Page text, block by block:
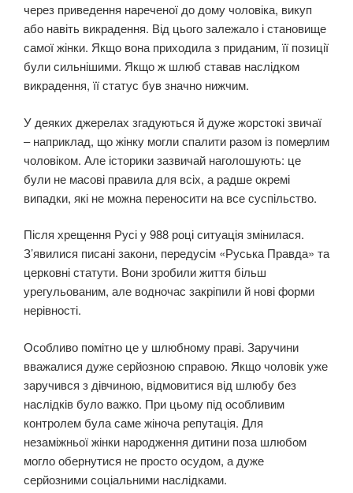
через приведення нареченої до дому чоловіка, викуп
або навіть викрадення. Від цього залежало і становище
самої жінки. Якщо вона приходила з приданим, її позиції
були сильнішими. Якщо ж шлюб ставав наслідком
викрадення, її статус був значно нижчим.
У деяких джерелах згадуються й дуже жорстокі звичаї
– наприклад, що жінку могли спалити разом із померлим
чоловіком. Але історики зазвичай наголошують: це
були не масові правила для всіх, а радше окремі
випадки, які не можна переносити на все суспільство.
Після хрещення Русі у 988 році ситуація змінилася.
З’явилися писані закони, передусім «Руська Правда» та
церковні статути. Вони зробили життя більш
урегульованим, але водночас закріпили й нові форми
нерівності.
Особливо помітно це у шлюбному праві. Заручини
вважалися дуже серйозною справою. Якщо чоловік уже
заручився з дівчиною, відмовитися від шлюбу без
наслідків було важко. При цьому під особливим
контролем була саме жіноча репутація. Для
незаміжньої жінки народження дитини поза шлюбом
могло обернутися не просто осудом, а дуже
серйозними соціальними наслідками.